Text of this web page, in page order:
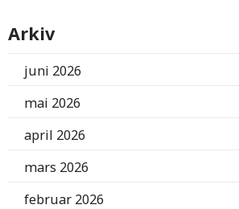
Arkiv
juni 2026
mai 2026
april 2026
mars 2026
februar 2026